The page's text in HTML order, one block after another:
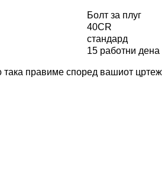
Болт за плуг
40CR
стандард
15 работни дена
така правиме според вашиот цртеж